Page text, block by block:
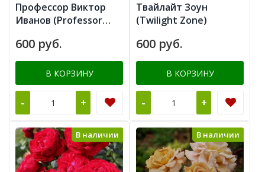
Профессор Виктор
Иванов (Professor
600 руб.
В КОРЗИНУ
- +
Твайлайт Зоун
(Twilight Zone)
600 руб.
В КОРЗИНУ
- +
В наличии В наличии